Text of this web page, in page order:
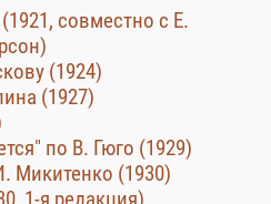
совместно с Е.
(1924)
(1927)
по В. Гюго (1929)
Микитенко (1930)